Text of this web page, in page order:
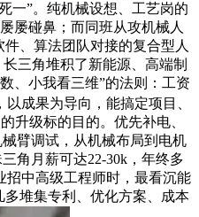
一”。纯机械设想、工艺岗的
屡碰鼻；而同班从攻机械人
、算法团队对接的复合型人
三角堆积了新能源、高端制
、小我看三维”的法则：工资
成果为导向，能搞定项目、
升级标的目的。优先补电、
臂调试，从机械布局到电机
角月薪可达22-30k，年终多
招中高级工程师时，最看沉能
堆集专利、优化方案、成本